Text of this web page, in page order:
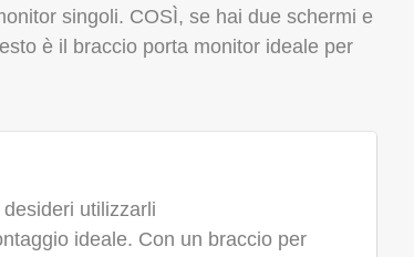
singoli. COSÌ, se hai due schermi e
è il braccio porta monitor ideale per
utilizzarli
ideale. Con un braccio per